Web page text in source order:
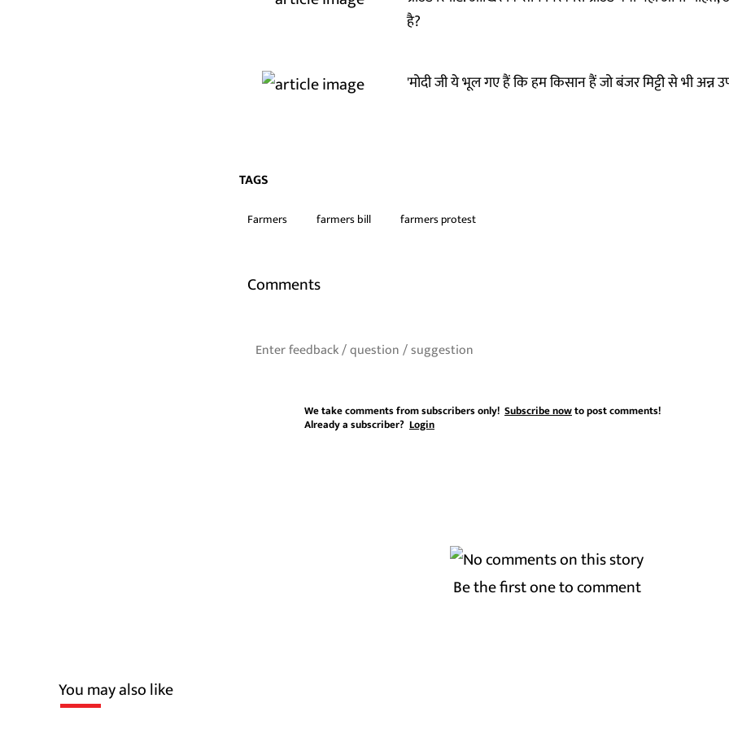
है?
'मोदी जी ये भूल गए हैं कि हम किसान हैं जो बंजर मिट्टी से भी अन्न
TAGS
Farmers farmers bill farmers protest
Comments
We take comments from subscribers only! Subscribe nowto post comments!
Already a subscriber? Login
Be the first one to comment
You may also like